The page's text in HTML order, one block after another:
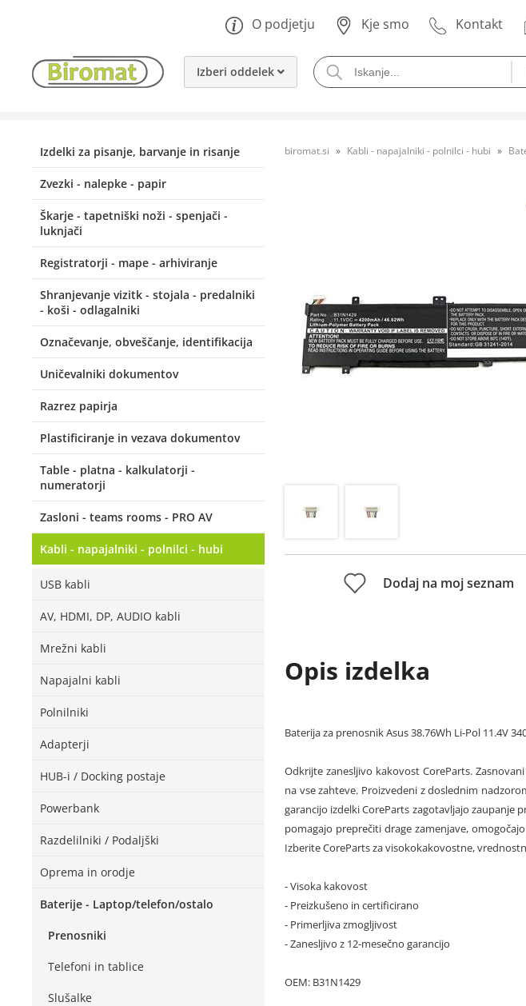
O podjetju Kje smo Kontakt
Izberi oddelek
Izdelki za pisanje, barvanje in risanje
Zvezki - nalepke - papir
Škarje - tapetniški noži - spenjači -
luknjači
Registratorji - mape - arhiviranje
Shranjevanje vizitk - stojala - predalniki
- koši - odlagalniki
Označevanje, obveščanje, identifikacija
Uničevalniki dokumentov
Razrez papirja
Plastificiranje in vezava dokumentov
Table - platna - kalkulatorji -
numeratorji
Zasloni - teams rooms - PRO AV
Kabli - napajalniki - polnilci - hubi
USB kabli
AV, HDMI, DP, AUDIO kabli
Mrežni kabli
Napajalni kabli
Polnilniki
Adapterji
HUB-i / Docking postaje
Powerbank
Razdelilniki / Podaljški
Oprema in orodje
Baterije - Laptop/telefon/ostalo
Prenosniki
Telefoni in tablice
Slušalke
biromat.si Kabli - napajalniki - polnilci - hubi
Dodaj na moj seznam
Opis izdelka
Baterija za prenosnik Asus 38.76Wh Li-Pol 11.4V
Odkrijte zanesljivo kakovost CoreParts.
na vse zahteve. Proizvedeni z doslednim
garancijo izdelki CoreParts zagotavljajo zaupanje
pomagajo preprečiti drage zamenjave,
Izberite CoreParts za visokokakovostne,
- Visoka kakovost
- Preizkušeno in certificirano
- Primerljiva zmogljivost
- Zanesljivo z 12-mesečno garancijo
OEM: B31N1429